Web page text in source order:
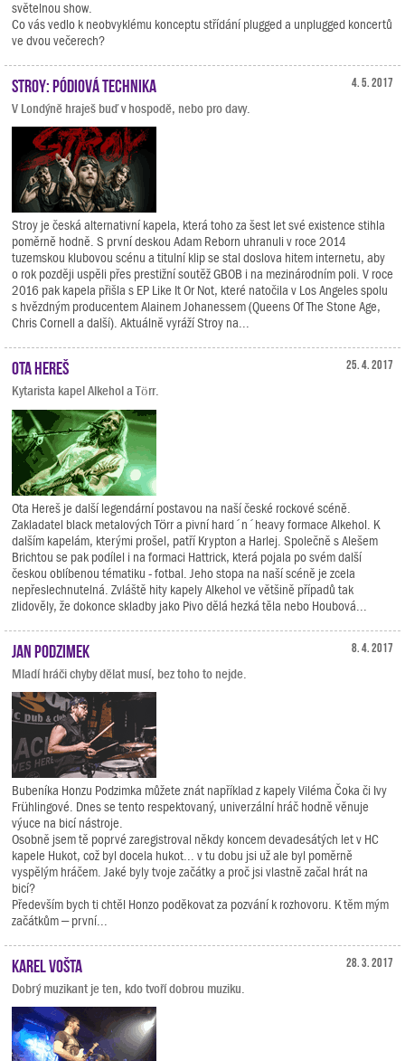
světelnou show.
Co vás vedlo k neobvyklému konceptu střídání plugged a unplugged koncertů
ve dvou večerech?
4. 5. 2017
Stroy: pódiová technika
V Londýně hraješ buď v hospodě, nebo pro davy.
Stroy je česká alternativní kapela, která toho za šest let své existence stihla
poměrně hodně. S první deskou Adam Reborn uhranuli v roce 2014
tuzemskou klubovou scénu a titulní klip se stal doslova hitem internetu, aby
o rok později uspěli přes prestižní soutěž GBOB i na mezinárodním poli. V roce
2016 pak kapela přišla s EP Like It Or Not, které natočila v Los Angeles spolu
s hvězdným producentem Alainem Johanessem (Queens Of The Stone Age,
Chris Cornell a další). Aktuálně vyráží Stroy na...
25. 4. 2017
Ota Hereš
Kytarista kapel Alkehol a Törr.
Ota Hereš je další legendární postavou na naší české rockové scéně.
Zakladatel black metalových Törr a pivní hard´n´heavy formace Alkehol. K
dalším kapelám, kterými prošel, patří Krypton a Harlej. Společně s Alešem
Brichtou se pak podílel i na formaci Hattrick, která pojala po svém další
českou oblíbenou tématiku - fotbal. Jeho stopa na naší scéně je zcela
nepřeslechnutelná. Zvláště hity kapely Alkehol ve většině případů tak
zlidověly, že dokonce skladby jako Pivo dělá hezká těla nebo Houbová...
8. 4. 2017
Jan Podzimek
Mladí hráči chyby dělat musí, bez toho to nejde.
Bubeníka Honzu Podzimka můžete znát například z kapely Viléma Čoka či Ivy
Frühlingové. Dnes se tento respektovaný, univerzální hráč hodně věnuje
výuce na bicí nástroje.
Osobně jsem tě poprvé zaregistroval někdy koncem devadesátých let v HC
kapele Hukot, což byl docela hukot... v tu dobu jsi už ale byl poměrně
vyspělým hráčem. Jaké byly tvoje začátky a proč jsi vlastně začal hrát na
bicí?
Především bych ti chtěl Honzo poděkovat za pozvání k rozhovoru. K těm mým
začátkům – první...
28. 3. 2017
Karel Vošta
Dobrý muzikant je ten, kdo tvoří dobrou muziku.